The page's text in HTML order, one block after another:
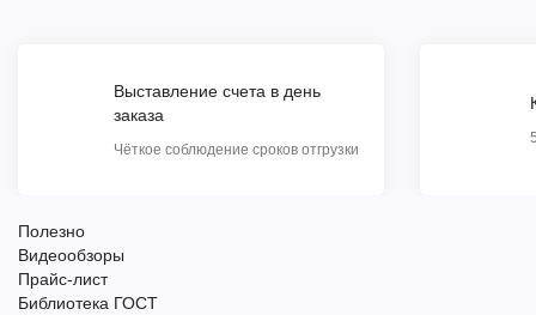
Выставление счета в день
заказа
Чёткое соблюдение сроков отгрузки
Полезно
Видеообзоры
Прайс-лист
Библиотека ГОСТ